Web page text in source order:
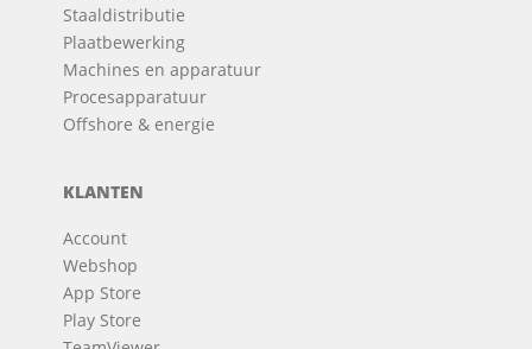
Staaldistributie
Plaatbewerking
Machines en apparatuur
Procesapparatuur
Offshore & energie
KLANTEN
Account
Webshop
App Store
Play Store